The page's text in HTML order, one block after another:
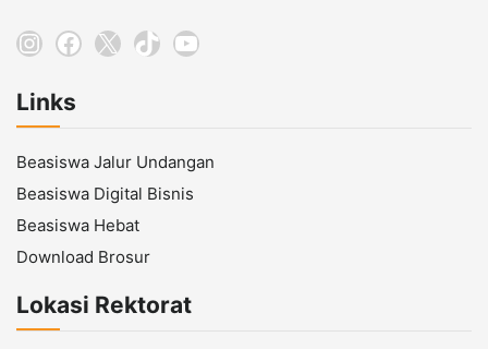
Instagram
Facebook
X TikTokYouTube
Links
Beasiswa Jalur Undangan
Beasiswa Digital Bisnis
Beasiswa Hebat
Download Brosur
Lokasi Rektorat